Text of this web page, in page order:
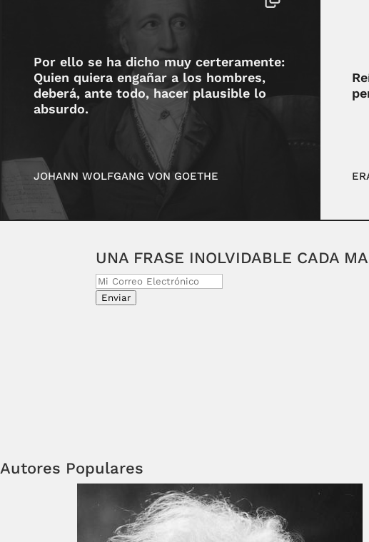
Por ello se ha dicho muy certeramente:
Quien quiera engañar a los hombres,
deberá, ante todo, hacer plausible lo
absurdo.
JOHANN WOLFGANG VON GOETHE
UNA FRASE INOLVIDABLE CADA
Enviar
Autores Populares